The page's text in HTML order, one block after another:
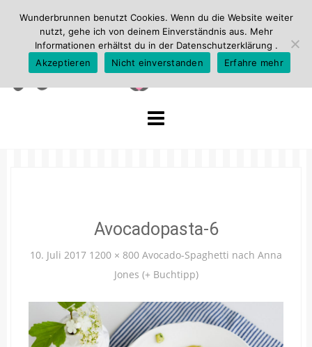
Avocadopasta-6
10. Juli 2017 1200 × 800 Avocado-Spaghetti nach Anna
Jones (+ Buchtipp)
Wunderbrunnen benutzt Cookies. Wenn du die Website weiter
nutzt, gehe ich von deinem Einverständnis aus. Mehr
Informationen erhältst du in der Datenschutzerklärung .
Akzeptieren
Nicht einverstanden Erfahre mehr